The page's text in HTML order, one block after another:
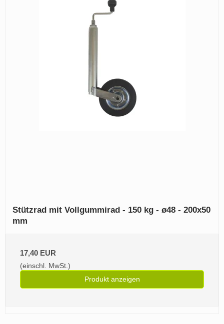
Stützrad mit Vollgummirad - 150 kg - ø48 - 200x50
mm
17,40 EUR
(einschl. MwSt.)
Produkt anzeigen